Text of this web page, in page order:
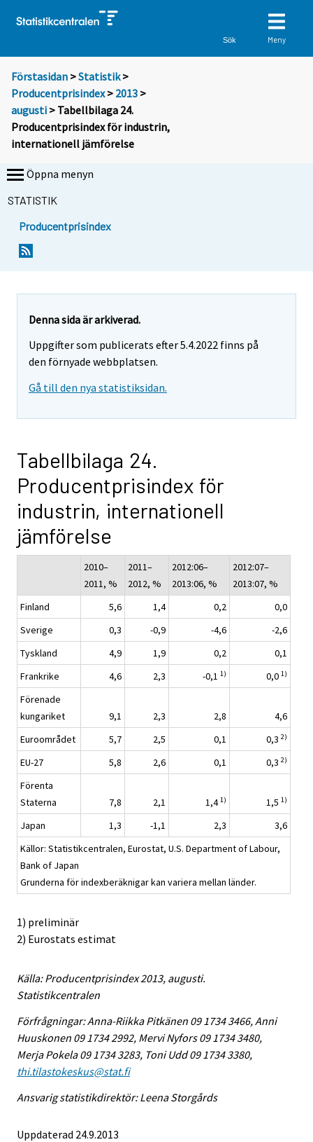
Sök Meny
Förstasidan >Statistik >
Producentprisindex> 2013 >
augusti > Tabellbilaga 24.
Producentprisindex för industrin,
internationell jämförelse
Öppna menyn
STATISTIK
Producentprisindex
Denna sida är arkiverad.
Uppgifter som publicerats efter 5.4.2022 finns på
den förnyade webbplatsen.
Gå till den nya statistiksidan.
Tabellbilaga 24.
Producentprisindex för
industrin, internationell
jämförelse
2010–
2011, %
2011–
2012, %
2012:06–
2013:06, %
2012:07–
2013:07, %
Finland
5,6 1,4 0,2
0,0
Sverige
0,3 -0,9 -4,6
-2,6
Tyskland
4,9 1,9 0,2
0,1
Frankrike
4,6 2,3 -0,1 1) 0,0 1)
Förenade
kungariket
9,1 2,3 2,8
4,6
Euroområdet
5,7 2,5 0,1 0,3 2)
EU-27 5,8 2,6 0,1 0,3 2)
Förenta
Staterna
7,8 2,1 1,41) 1,5 1)
Japan 1,3 -1,1 2,3
3,6
Källor: Statistikcentralen, Eurostat, U.S. Department of Labour,
Bank of Japan
Grunderna för indexberäknigar kan variera mellan länder.
1) preliminär
2) Eurostats estimat
Källa: Producentprisindex 2013, augusti.
Statistikcentralen
Förfrågningar: Anna-Riikka Pitkänen 09 1734 3466, Anni
Huuskonen 09 1734 2992, Mervi Nyfors 09 1734 3480,
Merja Pokela 09 1734 3283, Toni Udd 09 1734 3380,
thi.tilastokeskus@stat.fi
Ansvarig statistikdirektör: Leena Storgårds
Uppdaterad 24.9.2013